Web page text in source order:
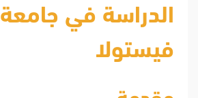
الدراسة في جامعة
فيستولا